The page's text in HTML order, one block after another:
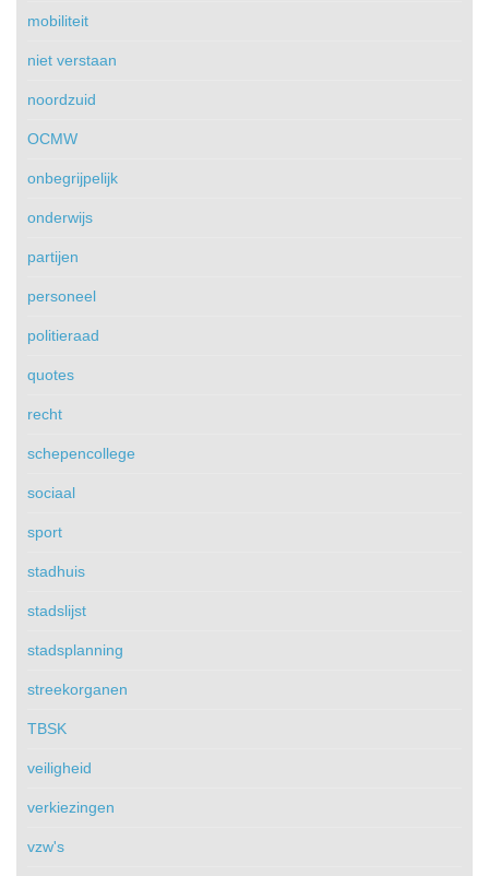
mobiliteit
niet verstaan
noordzuid
OCMW
onbegrijpelijk
onderwijs
partijen
personeel
politieraad
quotes
recht
schepencollege
sociaal
sport
stadhuis
stadslijst
stadsplanning
streekorganen
TBSK
veiligheid
verkiezingen
vzw's